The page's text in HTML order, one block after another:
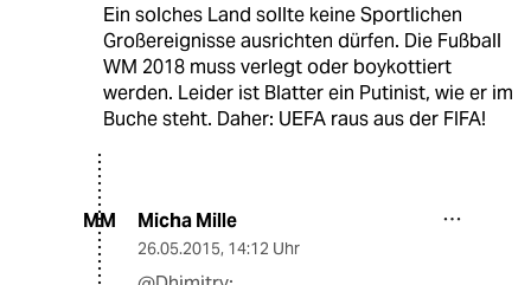
Ein solches Land sollte keine Sportlichen
Großereignisse ausrichten dürfen. Die Fußball
WM 2018 muss verlegt oder boykottiert
werden. Leider ist Blatter ein Putinist, wie er im
Buche steht. Daher: UEFA raus aus der FIFA!
MM Micha Mille
26.05.2015, 14:12 Uhr